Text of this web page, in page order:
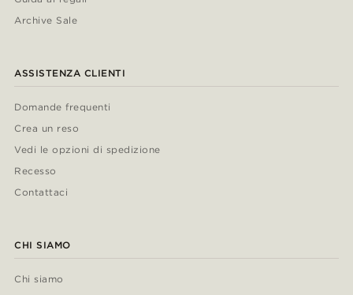
Archive Sale
ASSISTENZA CLIENTI
Domande frequenti
Crea un reso
Vedi le opzioni di spedizione
Recesso
Contattaci
CHI SIAMO
Chi siamo